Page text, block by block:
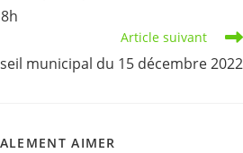
Article suivant
municipal du 15 décembre 2022
AIMER